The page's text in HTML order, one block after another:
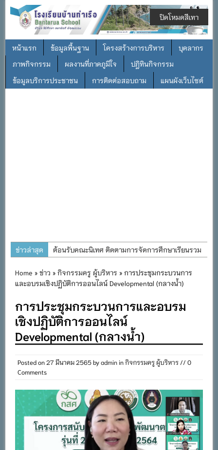
หน้าแรก ข้อมูลพื้นฐาน โครงสร้างการบริหาร
บุคลากร
ภาพกิจกรรม
ผลงานที่ภาคภูมิใจ
ปฎิทินกิจกรรม
ข้อมูลบริการประชาชน
การติดต่อสอบถาม แผนผังเว็บไซต์
ข่าวล่าสุด
ต้อนรับคณะนิเทศ ติดตามการจัดการศึกษาเรียนรวม
การอบรมการจัดทำแผนพัฒนาการจัดการศึกษาและ
แผนปฏิบัติการประจำปีของโรงเรียนในสังกัด
สำนักงานเขตพื้นที่การศึกษาประถมศึกษาภูเก็ต
พิธีถวายเครื่องราชสักการะ วางพานพุ่ม และจุด
เทียนถวายพระพรชัยมงคล เนื่องในโอกาสวันเฉลิม
พระชนมพรรษา พระบาทสมเด็จพระเจ้าอยู่หัว ๒๘
กรกฎาคม ๒๕๖๙
เนื่องในวันอาสาฬหบูชาและวันเข้าพรรษา
กิจกรรม SAFETY FOR KIDS เสริมสร้างวินัยและ
ความปลอดภัยในการใช้รถใช้ถนน
Home »ข่าว »กิจกรรมครู ผู้บริหาร » การประชุมกระบวนการ
และอบรมเชิงปฏิบัติการออนไลน์ Developmental (กลางน้ำ)
การประชุมกระบวนการและอบรม
เชิงปฏิบัติการออนไลน์
Developmental (กลางน้ำ)
Posted on27 มีนาคม 2565byadmininกิจกรรมครู ผู้บริหาร // 0
Comments
ปิดโหมดสีเทา